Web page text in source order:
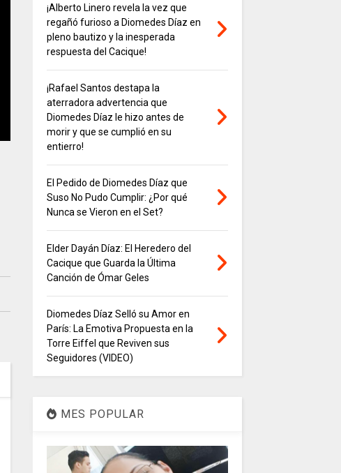
¡Alberto Linero revela la vez que
regañó furioso a Diomedes Díaz en
pleno bautizo y la inesperada
respuesta del Cacique!
¡Rafael Santos destapa la
aterradora advertencia que
Diomedes Díaz le hizo antes de
morir y que se cumplió en su
entierro!
El Pedido de Diomedes Díaz que
Suso No Pudo Cumplir: ¿Por qué
Nunca se Vieron en el Set?
Elder Dayán Díaz: El Heredero del
Cacique que Guarda la Última
Canción de Ómar Geles
Diomedes Díaz Selló su Amor en
París: La Emotiva Propuesta en la
Torre Eiffel que Reviven sus
Seguidores (VIDEO)
MES POPULAR